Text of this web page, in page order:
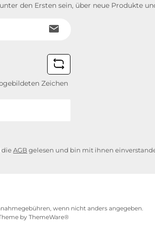
den Ersten sein, über neue Produkte
Zeichen
dieAGB gelesen und bin mit ihnen
wenn nicht anders angegeben.
byThemeWare®